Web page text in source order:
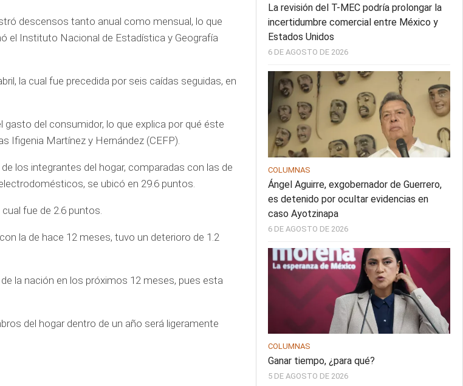
descensos tanto anual como mensual, lo que
el Instituto Nacional de Estadística y Geografía
la cual fue precedida por seis caídas seguidas, en
del consumidor, lo que explica por qué éste
Ifigenia Martínez y Hernández (CEFP).
los integrantes del hogar, comparadas con las de
se ubicó en 29.6 puntos.
fue de 2.6 puntos.
la de hace 12 meses, tuvo un deterioro de 1.2
la nación en los próximos 12 meses, pues esta
del hogar dentro de un año será ligeramente
La revisión del T-MEC podría prolongar la
incertidumbre comercial entre México y
Estados Unidos
6 DE AGOSTO DE 2026
COLUMNAS
Ángel Aguirre, exgobernador de Guerrero,
es detenido por ocultar evidencias en
caso Ayotzinapa
6 DE AGOSTO DE 2026
COLUMNAS
Ganar tiempo, ¿para qué?
5 DE AGOSTO DE 2026